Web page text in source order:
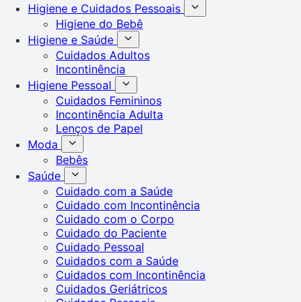
Higiene e Cuidados Pessoais
Higiene do Bebê
Higiene e Saúde
Cuidados Adultos
Incontinência
Higiene Pessoal
Cuidados Femininos
Incontinência Adulta
Lenços de Papel
Moda
Bebês
Saúde
Cuidado com a Saúde
Cuidado com Incontinência
Cuidado com o Corpo
Cuidado do Paciente
Cuidado Pessoal
Cuidados com a Saúde
Cuidados com Incontinência
Cuidados Geriátricos